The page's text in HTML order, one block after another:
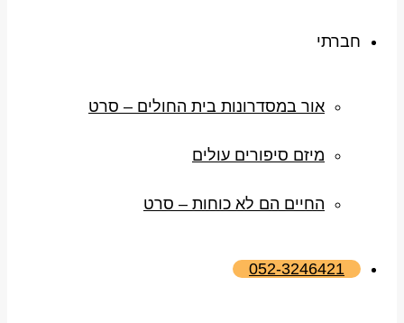
חברתי
אור במסדרונות בית החולים – סרט
מיזם סיפורים עולים
החיים הם לא כוחות – סרט
052-3246421